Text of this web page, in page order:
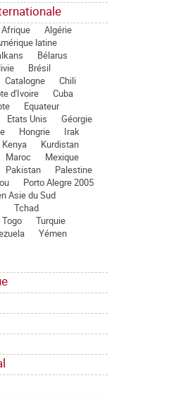
Afrique
Algérie
latine
Bélarus
Brésil
Catalogne
Chili
d'Ivoire
Cuba
Equateur
Etats Unis
Géorgie
Hongrie
Irak
Kenya
Kurdistan
Maroc
Mexique
Pakistan
Palestine
Porto Alegre 2005
Asie du Sud
Tchad
Togo
Turquie
Yémen